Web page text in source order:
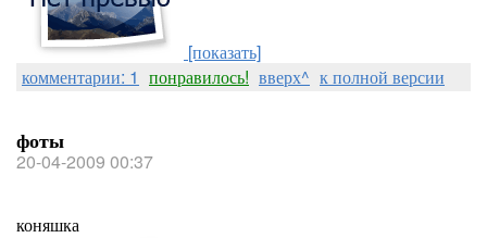
[показать]
комментарии: 1 понравилось! вверх^ к полной версии
фоты
20-04-2009 00:37
коняшка